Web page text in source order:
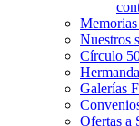
Nuestros
Círculo
Galerías
Ofertas a